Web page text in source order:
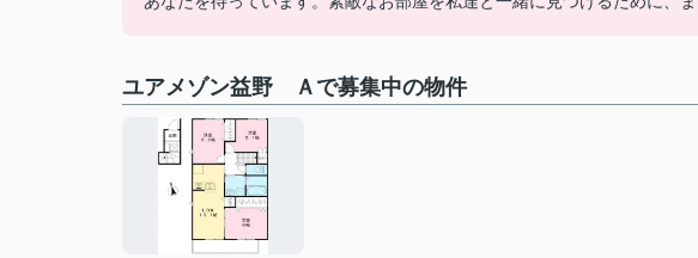
ユアメゾン益野 Ａで募集中の物件